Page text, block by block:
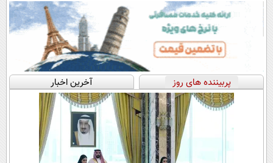
پربیننده های روز آخرین اخبار